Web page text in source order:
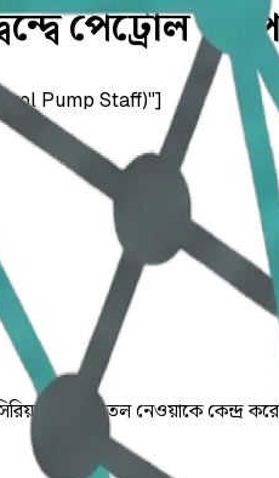
পেট্রোল
Pump Staff)"]
ভেঙে তেল নেওয়াকে কেন্দ্র